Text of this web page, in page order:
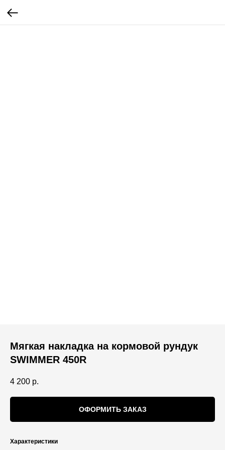
Мягкая накладка на кормовой рундук
SWIMMER 450R
4 200 р.
ОФОРМИТЬ ЗАКАЗ
Характеристики